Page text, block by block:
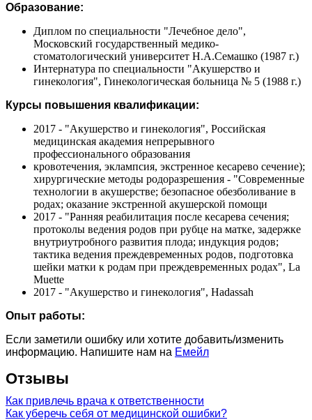
Образование:
Диплом по специальности "Лечебное дело",
Московский государственный медико-
стоматологический университет Н.А.Семашко (1987 г.)
Интернатура по специальности "Акушерство и
гинекология", Гинекологическая больница № 5 (1988 г.)
Курсы повышения квалификации:
2017 - "Акушерство и гинекология", Российская
медицинская академия непрерывного
профессионального образования
кровотечения, эклампсия, экстренное кесарево сечение);
хирургические методы родоразрешения - "Современные
технологии в акушерстве; безопасное обезболивание в
родах; оказание экстренной акушерской помощи
2017 - "Ранняя реабилитация после кесарева сечения;
протоколы ведения родов при рубце на матке, задержке
внутриутробного развития плода; индукция родов;
тактика ведения преждевременных родов, подготовка
шейки матки к родам при преждевременных родах", La
Muette
2017 - "Акушерство и гинекология", Hadassah
Опыт работы:
Если заметили ошибку или хотите добавить/изменить
информацию. Напишите нам на Емейл
Отзывы
Как привлечь врача к ответственности
Как уберечь себя от медицинской ошибки?